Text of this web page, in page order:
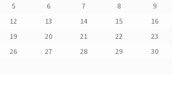
5 6 7 8
9
12 13 14 15
16
19 20 21 22
23
26 27 28 29
30